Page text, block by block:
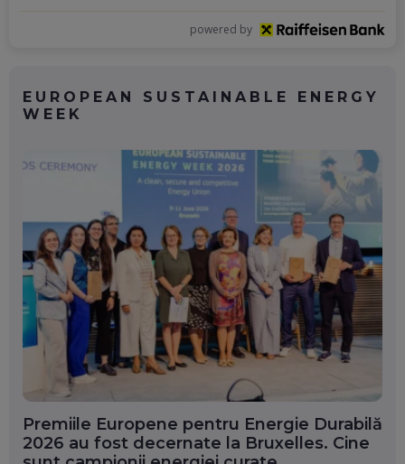
powered by
EUROPEAN SUSTAINABLE ENERGY
WEEK
Premiile Europene pentru Energie Durabilă
2026 au fost decernate la Bruxelles. Cine